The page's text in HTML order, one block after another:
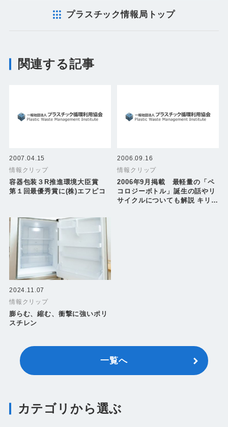
プラスチック情報局トップ
関連する記事
2007.04.15
情報クリップ
容器包装３R推進環境大臣賞
第１回最優秀賞に(株)エフピコ
2006.09.16
情報クリップ
2006年9月掲載 最軽量の「ペ
コロジーボトル」誕生の話やリ
サイクルについても解説 キリン
2024.11.07
情報クリップ
膨らむ、縮む、衝撃に強いポリ
スチレン
一覧へ
カテゴリから選ぶ